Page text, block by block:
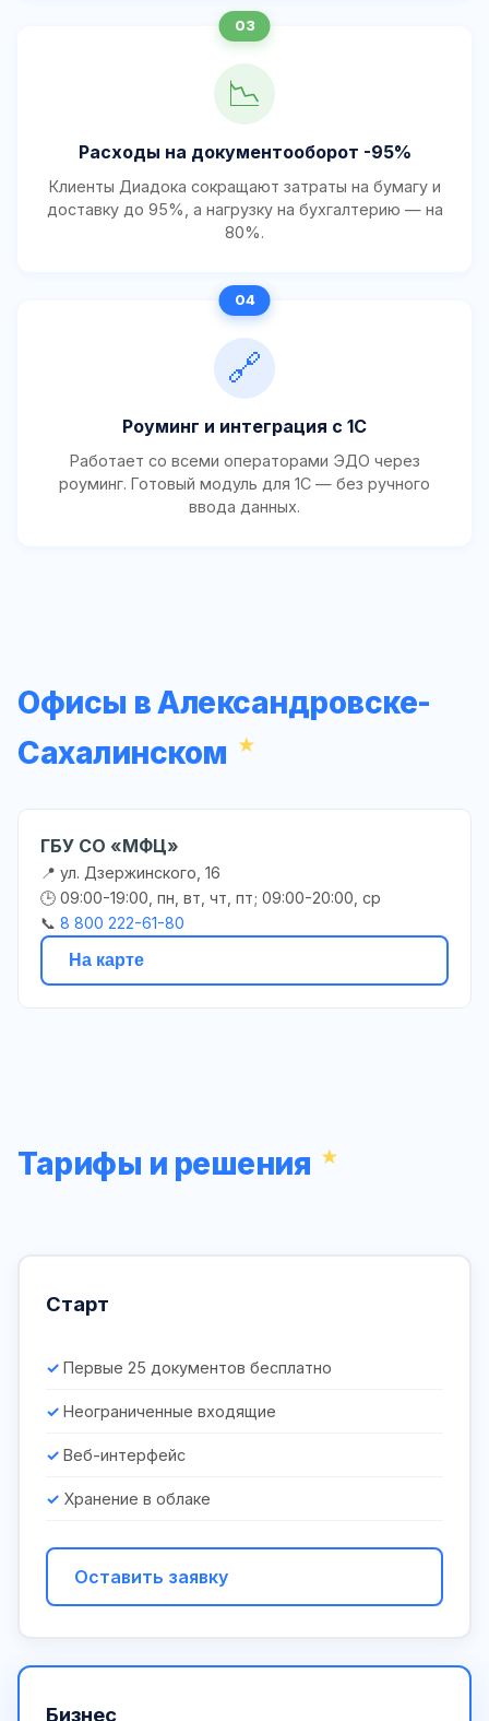
📉
Расходы на документооборот -95%
Клиенты Диадока сокращают затраты на бумагу и
доставку до 95%, а нагрузку на бухгалтерию — на
80%.
🔗
Роуминг и интеграция с 1С
Работает со всеми операторами ЭДО через
роуминг. Готовый модуль для 1С — без ручного
ввода данных.
Офисы в Александровске-
Сахалинском
ГБУ СО «МФЦ»
📍 ул. Дзержинского, 16
🕒 09:00-19:00, пн, вт, чт, пт; 09:00-20:00, ср
📞 8 800 222-61-80
На карте
Тарифы и решения
Старт
Первые 25 документов бесплатно
Неограниченные входящие
Веб-интерфейс
Хранение в облаке
Оставить заявку
Бизнес